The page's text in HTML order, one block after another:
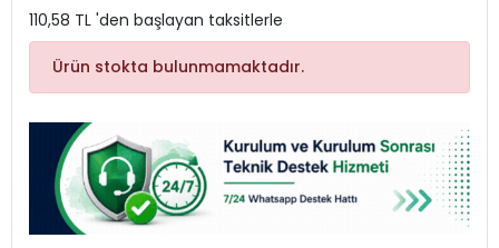
110,58 TL 'den başlayan taksitlerle
Ürün stokta bulunmamaktadır.